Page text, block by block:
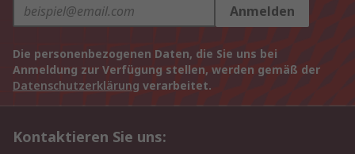
Anmelden
Die personenbezogenen Daten, die Sie uns bei
Anmeldung zur Verfügung stellen, werden gemäß der
Datenschutzerklärung verarbeitet.
Kontaktieren Sie uns: